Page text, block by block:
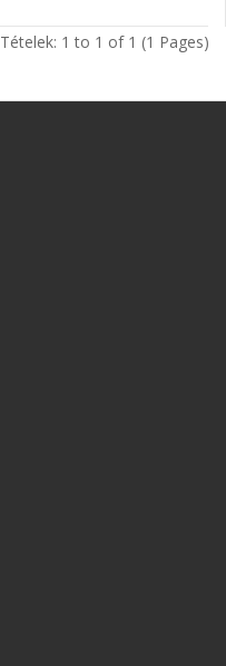
Tételek: 1 to 1 of 1 (1 Pages)